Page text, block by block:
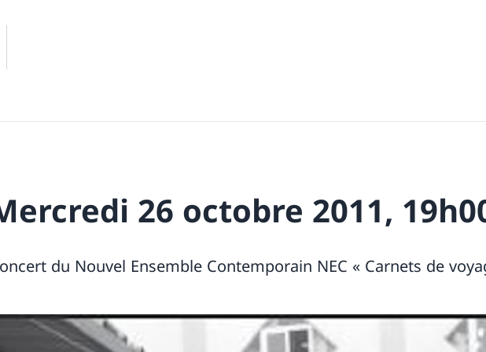
26 octobre 2011,
du Nouvel Ensemble Contemporain NEC « Carnets de